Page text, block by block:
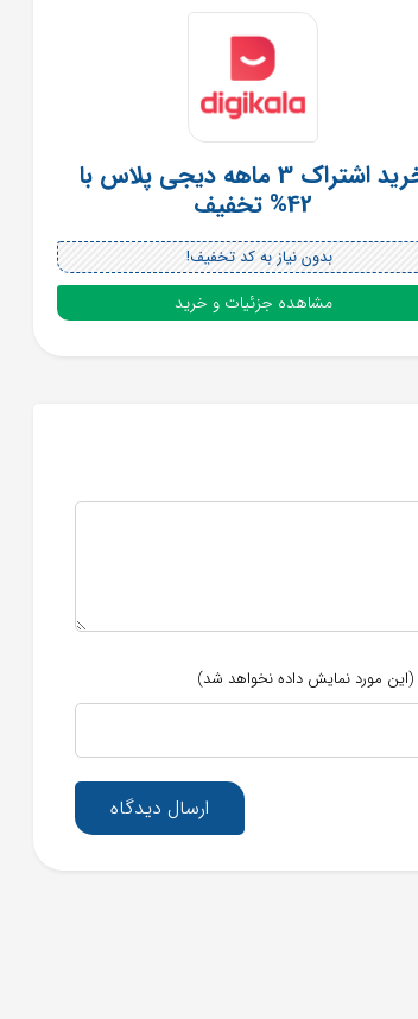
خرید اشتراک 3 ماهه دیجی پلاس با
42% تخفیف
بدون نیاز به کد تخفیف!
مشاهده جزئیات و خرید
(این مورد نمایش داده نخواهد شد)
ارسال دیدگاه